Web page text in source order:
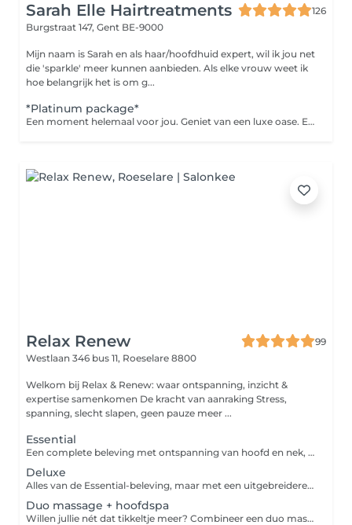
Sarah Elle Hairtreatments
126
Burgstraat 147, Gent BE-9000
Mijn naam is Sarah en als haar/hoofdhuid expert, wil ik jou net
die 'sparkle' meer kunnen aanbieden. Als elke vrouw weet ik
hoe belangrijk het is om g...
*Platinum package*
Een moment helemaal voor jou. Geniet van een luxe oase. Een headspa behandeling met een FULL BODY ontspanning massage. Van top tot teen pure rust. Incl brushing
Relax Renew
99
Westlaan 346 bus 11, Roeselare 8800
Welkom bij Relax & Renew: waar ontspanning, inzicht &
expertise samenkomen De kracht van aanraking Stress,
spanning, slecht slapen, geen pauze meer ...
Essential
Een complete beleving met ontspanning van hoofd en nek, gecombineerd met een zalige voet- of handmassage. Je haren worden meerdere keren gewassen met Maria Nila-producten, gevolgd door een voedende conditioner en serum. De warmte van de hotstone stenen en een heerlijk masker voor gezicht en haar onder de stomer maken je ontspanning compleet.
Deluxe
Alles van de Essential-beleving, maar met een uitgebreidere gezichtsverzorging. Naast de hoofdmassage krijg je een intensievere gezichtsmassage met de producten van SkinMedics voor een diepe verzorging van de huid.
Duo massage + hoofdspa
Willen jullie nét dat tikkeltje meer? Combineer een duo massage van 60 minuten met een Japanse hoofdspa van 30 of 60 minuten. Jullie genieten van warme kompressen, zachte technieken en verzorgende producten voor huid en haar. Alles gebeurt in duo rustig, persoonlijk en ontspannen. Extra verwennerij: tapas (€35) of sushi (€40) als afsluiter? Bestel op voorhand.